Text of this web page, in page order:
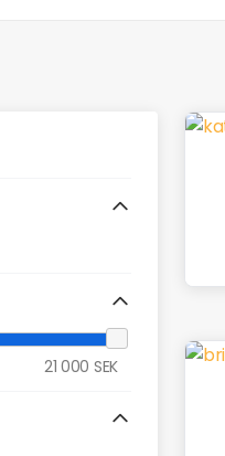
21 000 SEK